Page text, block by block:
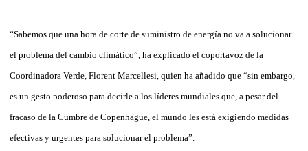
“Sabemos que una hora de corte de suministro de energía no va a solucionar
el problema del cambio climático”, ha explicado el coportavoz de la
Coordinadora Verde, Florent Marcellesi, quien ha añadido que “sin embargo,
es un gesto poderoso para decirle a los líderes mundiales que, a pesar del
fracaso de la Cumbre de Copenhague, el mundo les está exigiendo medidas
efectivas y urgentes para solucionar el problema”.